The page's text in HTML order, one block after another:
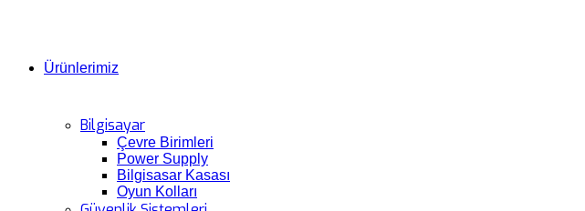
Ürünlerimiz
Bilgisayar
Çevre Birimleri
Power Supply
Bilgisasar Kasası
Oyun Kolları